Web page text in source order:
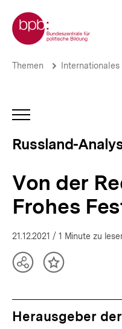
zum
Seiteninhalt
springen
Zur Startseite der bpb
Von
Fest!
Russland-
Analysen
Brotkrümelnavigation
Themen Internationales
Russland-
Von der
Frohes
21.12.2021 / 1 Minute zu
TeilenInhalt
Herausgeber